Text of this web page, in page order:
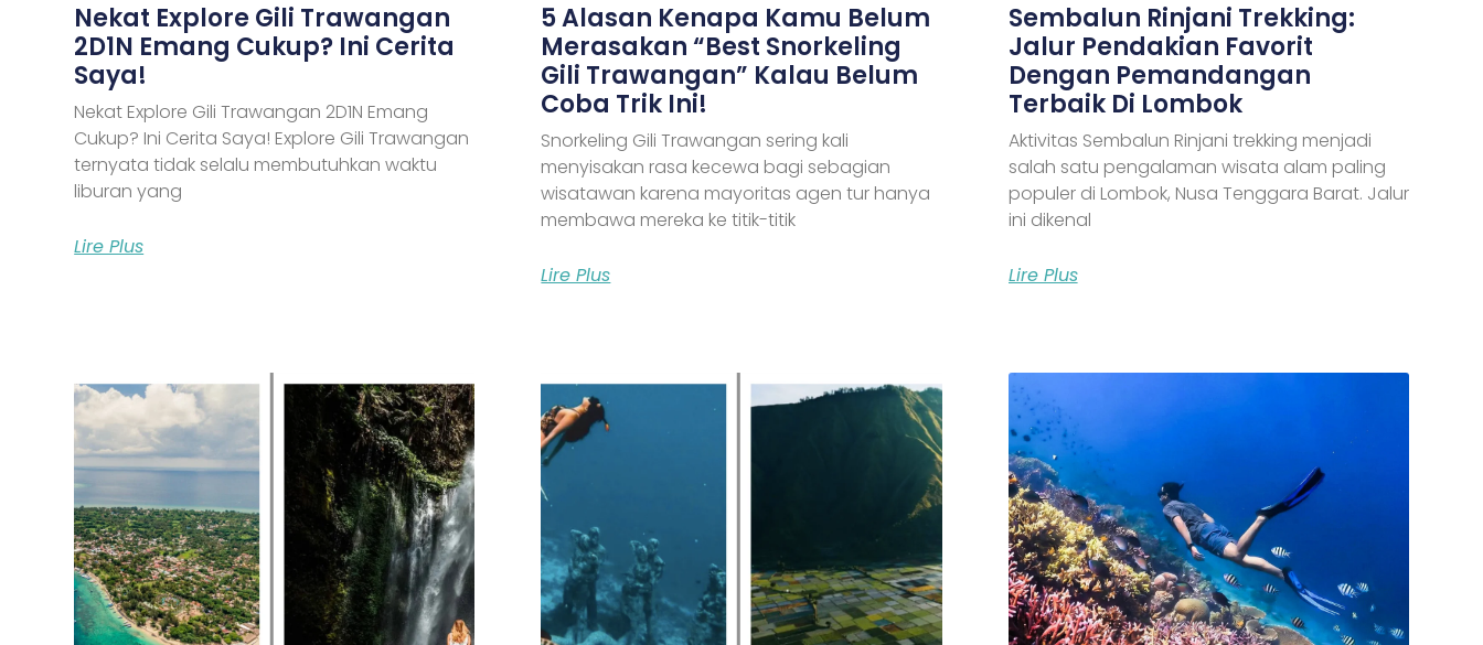
Nekat Explore Gili Trawangan
2D1N Emang Cukup? Ini Cerita
Saya!
Nekat Explore Gili Trawangan 2D1N Emang
Cukup? Ini Cerita Saya! Explore Gili Trawangan
ternyata tidak selalu membutuhkan waktu
liburan yang
Lire Plus
5 Alasan Kenapa Kamu Belum
Merasakan “Best Snorkeling
Gili Trawangan” Kalau Belum
Coba Trik Ini!
Snorkeling Gili Trawangan sering kali
menyisakan rasa kecewa bagi sebagian
wisatawan karena mayoritas agen tur hanya
membawa mereka ke titik-titik
Lire Plus
Sembalun Rinjani Trekking:
Jalur Pendakian Favorit
Dengan Pemandangan
Terbaik Di Lombok
Aktivitas Sembalun Rinjani trekking menjadi
salah satu pengalaman wisata alam paling
populer di Lombok, Nusa Tenggara Barat. Jalur
ini dikenal
Lire Plus